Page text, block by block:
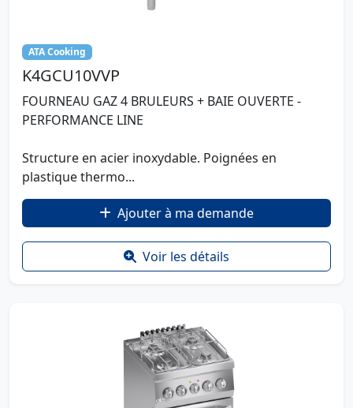
ATA Cooking
K4GCU10VVP
FOURNEAU GAZ 4 BRULEURS + BAIE OUVERTE -
PERFORMANCE LINE
Structure en acier inoxydable. Poignées en
plastique thermo...
Ajouter à ma demande
Voir les détails